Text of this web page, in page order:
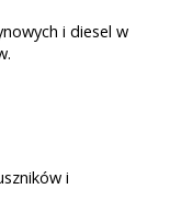
i diesel w
i